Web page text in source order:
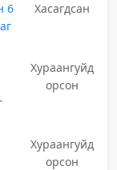
6
Хасагдсан
Хураангуйд
орсон
Хураангуйд
орсон